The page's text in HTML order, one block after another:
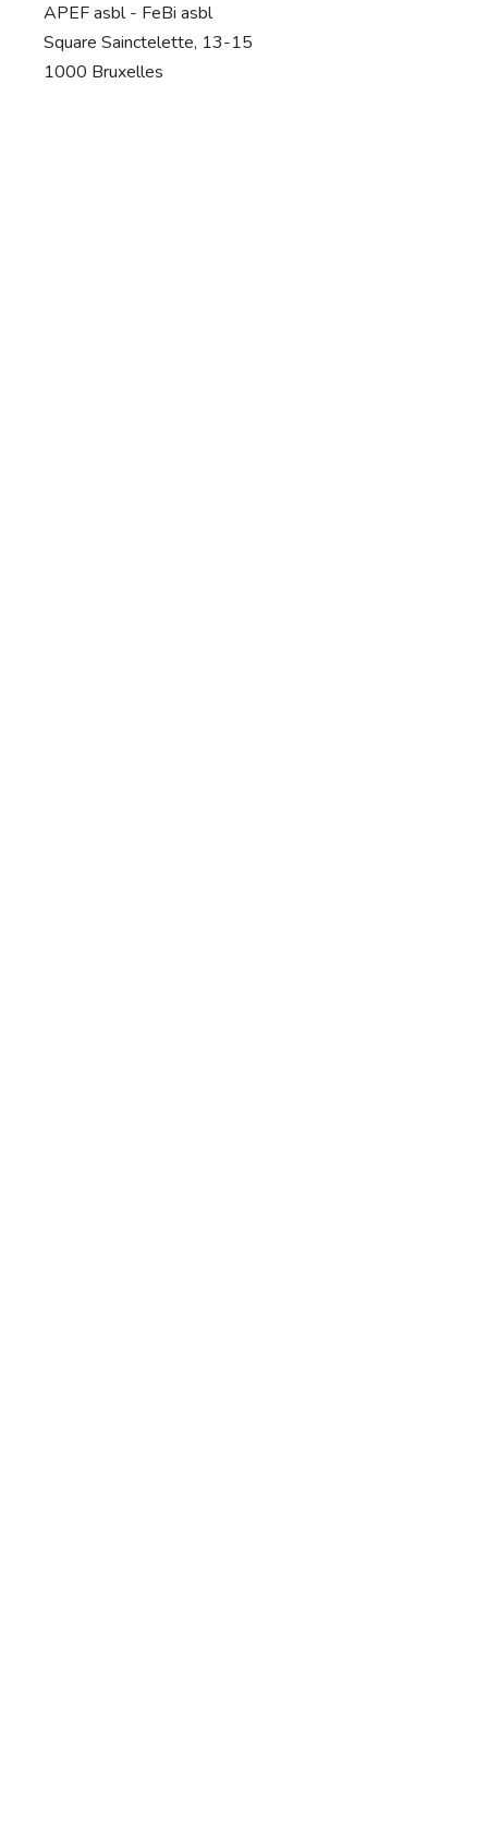
APEF asbl - FeBi asbl
Square Sainctelette, 13-15
1000 Bruxelles